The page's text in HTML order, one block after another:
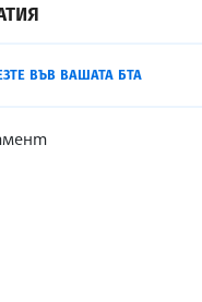
ВЪВ ВАШАТА БТА